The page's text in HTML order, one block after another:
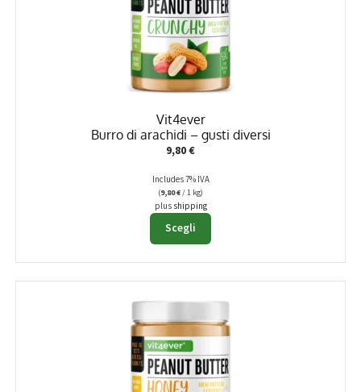
Vit4ever
Burro di arachidi – gusti diversi
9,80€
Includes 7% IVA
(9,80€/ 1 kg)
plus shipping
Scegli
Questo
prodotto
opzioni
essere
scelte